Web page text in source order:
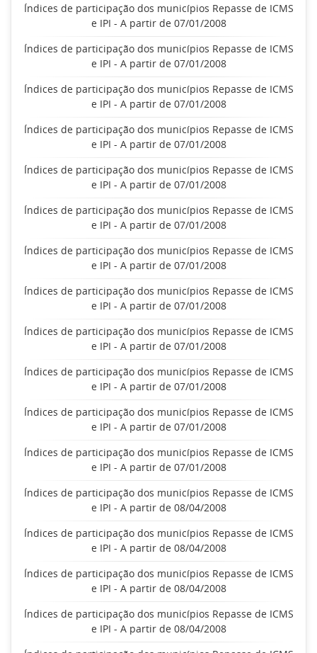
Índices de participação dos municípios Repasse de ICMS
e IPI - A partir de 07/01/2008
Índices de participação dos municípios Repasse de ICMS
e IPI - A partir de 07/01/2008
Índices de participação dos municípios Repasse de ICMS
e IPI - A partir de 07/01/2008
Índices de participação dos municípios Repasse de ICMS
e IPI - A partir de 07/01/2008
Índices de participação dos municípios Repasse de ICMS
e IPI - A partir de 07/01/2008
Índices de participação dos municípios Repasse de ICMS
e IPI - A partir de 07/01/2008
Índices de participação dos municípios Repasse de ICMS
e IPI - A partir de 07/01/2008
Índices de participação dos municípios Repasse de ICMS
e IPI - A partir de 07/01/2008
Índices de participação dos municípios Repasse de ICMS
e IPI - A partir de 07/01/2008
Índices de participação dos municípios Repasse de ICMS
e IPI - A partir de 07/01/2008
Índices de participação dos municípios Repasse de ICMS
e IPI - A partir de 07/01/2008
Índices de participação dos municípios Repasse de ICMS
e IPI - A partir de 07/01/2008
Índices de participação dos municípios Repasse de ICMS
e IPI - A partir de 08/04/2008
Índices de participação dos municípios Repasse de ICMS
e IPI - A partir de 08/04/2008
Índices de participação dos municípios Repasse de ICMS
e IPI - A partir de 08/04/2008
Índices de participação dos municípios Repasse de ICMS
e IPI - A partir de 08/04/2008